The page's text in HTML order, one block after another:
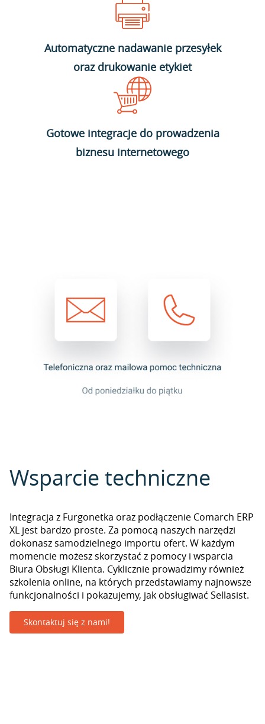
Automatyczne nadawanie przesyłek
oraz drukowanie etykiet
Gotowe integracje do prowadzenia
biznesu internetowego
Wsparcie techniczne
Integracja z Furgonetka oraz podłączenie Comarch ERP
XL jest bardzo proste. Za pomocą naszych narzędzi
dokonasz samodzielnego importu ofert. W każdym
momencie możesz skorzystać z pomocy i wsparcia
Biura Obsługi Klienta. Cyklicznie prowadzimy również
szkolenia online, na których przedstawiamy najnowsze
funkcjonalności i pokazujemy, jak obsługiwać Sellasist.
Skontaktuj się z nami!